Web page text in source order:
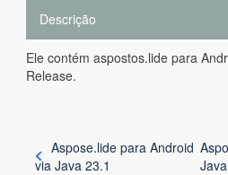
Descrição
Ele contém aspostos.lide para
Release.
Aspose.lide para Android
via Java 23.1